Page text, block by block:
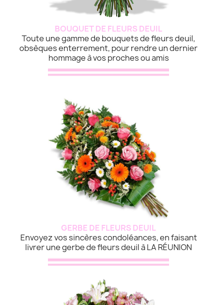
BOUQUET DE FLEURS DEUIL
Toute une gamme de bouquets de fleurs deuil,
obsèques enterrement, pour rendre un dernier
hommage à vos proches ou amis
GERBE DE FLEURS DEUIL
Envoyez vos sincères condoléances, en faisant
livrer une gerbe de fleurs deuil à LA RÉUNION